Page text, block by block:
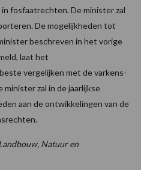
fosfaatrechten. De minister zal
De mogelijkheden tot
beschreven in het vorige
laat het
vergelijken met de varkens-
zal in de jaarlijkse
aan de ontwikkelingen van de
Natuur en